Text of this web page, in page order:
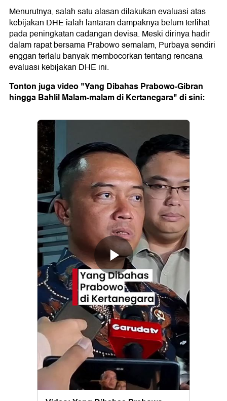
Menurutnya, salah satu alasan dilakukan evaluasi atas
kebijakan DHE ialah lantaran dampaknya belum terlihat
pada peningkatan cadangan devisa. Meski dirinya hadir
dalam rapat bersama Prabowo semalam, Purbaya sendiri
enggan terlalu banyak membocorkan tentang rencana
evaluasi kebijakan DHE ini.
Tonton juga video "Yang Dibahas Prabowo-Gibran
hingga Bahlil Malam-malam di Kertanegara" di sini: